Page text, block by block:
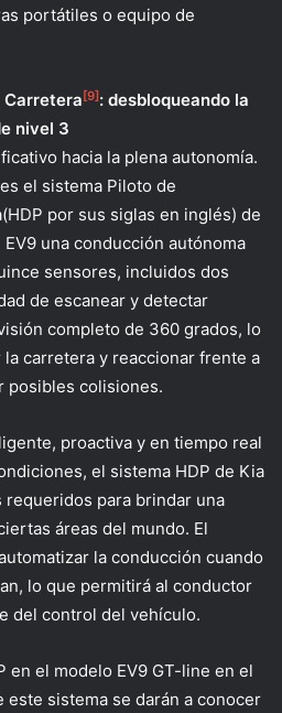
portátiles o equipo de
Carretera[9]: desbloqueando la
nivel 3
hacia la plena autonomía.
el sistema Piloto de
por sus siglas en inglés) de
una conducción autónoma
sensores, incluidos dos
de escanear y detectar
completo de 360 grados, lo
carretera y reaccionar frente a
posibles colisiones.
proactiva y en tiempo real
el sistema HDP de Kia
para brindar una
áreas del mundo. El
la conducción cuando
lo que permitirá al conductor
del control del vehículo.
en el modelo EV9 GT-line en el
sistema se darán a conocer